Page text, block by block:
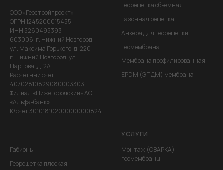
ООО «Геостройпроект»
ОГРН 1245200015455
ИНН 5260495393
603006, г. Нижний Новгород,
ул. Максима Горького, д. 220
г. Нижний Новгород, ул.
Нартова,,д. 2А
Расчетный счет
40702810829080003303
Филиал «Нижегородский» АО
«Альфа-банк»
К/счет 30101810200000000824
Георешетка объёмная
Газонная решетка
Анкера для георешетки
Геомембрана
Мембрана профилированная
EPDM (ЭПДМ) мембрана
Габионы
Георешетка плоская
УСЛУГИ
Монтаж (СВАРКА)
геомембраны